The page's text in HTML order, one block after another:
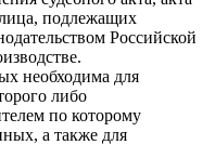
подлежащих
Российской
необходима для
либо
по которому
а также для